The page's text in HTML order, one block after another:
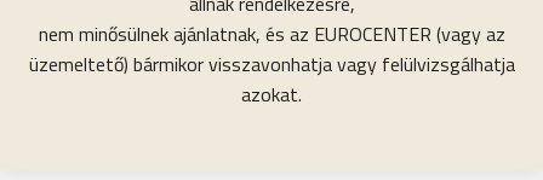
nem minősülnek ajánlatnak, és az EUROCENTER (vagy az
üzemeltető) bármikor visszavonhatja vagy felülvizsgálhatja
azokat.